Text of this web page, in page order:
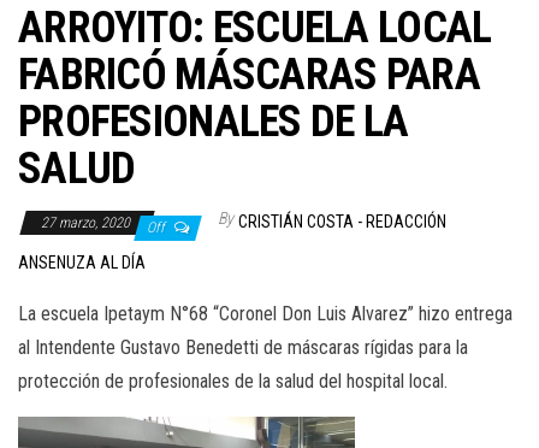
ARROYITO: ESCUELA LOCAL
FABRICÓ MÁSCARAS PARA
PROFESIONALES DE LA
SALUD
27 marzo, 2020 Off By CRISTIÁN COSTA - REDACCIÓN
ANSENUZA AL DÍA
La escuela Ipetaym N°68 “Coronel Don Luis Alvarez” hizo entrega
al Intendente Gustavo Benedetti de máscaras rígidas para la
protección de profesionales de la salud del hospital local.